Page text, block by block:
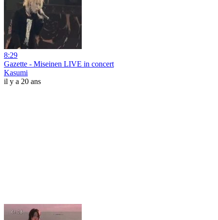
8:29
Gazette - Miseinen LIVE in concert
Kasumi
il y a 20 ans